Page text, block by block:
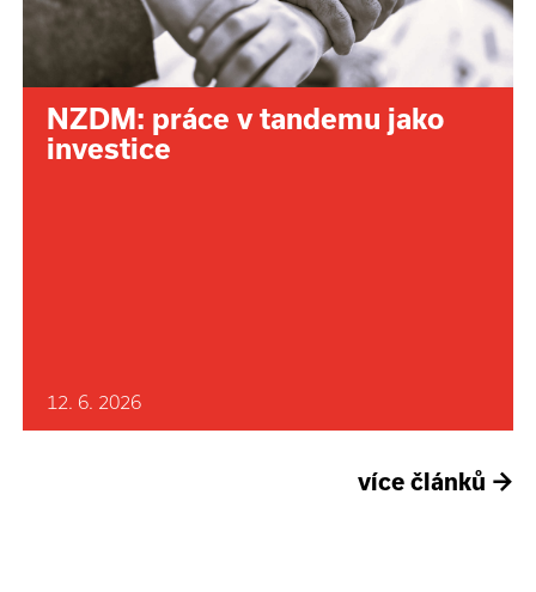
NZDM: práce v tandemu jako
investice
12. 6. 2026
více článků →